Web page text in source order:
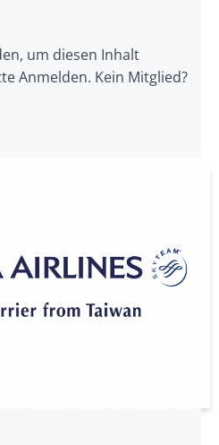
um diesen Inhalt
Anmelden. Kein Mitglied?